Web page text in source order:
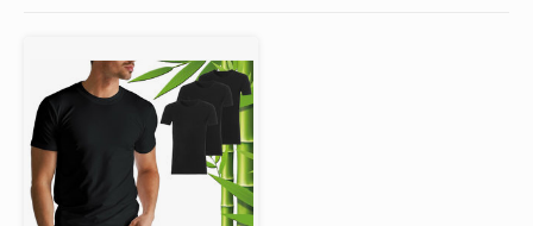
Cesti, vasi e fioriere
Mobili